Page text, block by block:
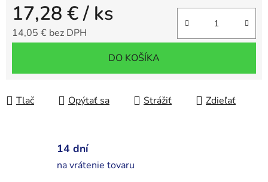
17,28 €/ ks
14,05 € bez DPH
DO KOŠÍKA
Tlač Opýtať sa Strážiť Zdieľať
14 dní
na vrátenie tovaru